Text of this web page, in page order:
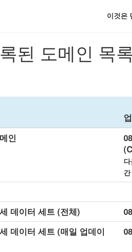
이것은
된 도메인 목
인
간
데이터 세트 (전체)
데이터 세트 (매일 업데이